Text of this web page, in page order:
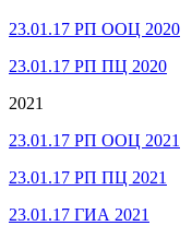
23.01.17 РП ООЦ 2020
23.01.17 РП ПЦ 2020
2021
23.01.17 РП ООЦ 2021
23.01.17 РП ПЦ 2021
23.01.17 ГИА 2021